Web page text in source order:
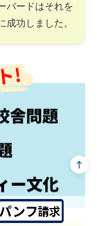
バードはそれを
成功しました。